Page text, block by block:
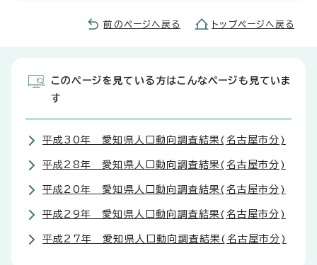
前のページへ戻る トップページへ戻る
このページを見ている方はこんなページも見ていま
す
平成30年 愛知県人口動向調査結果(名古屋市分)
平成28年 愛知県人口動向調査結果(名古屋市分)
平成20年 愛知県人口動向調査結果(名古屋市分)
平成29年 愛知県人口動向調査結果(名古屋市分)
平成27年 愛知県人口動向調査結果(名古屋市分)